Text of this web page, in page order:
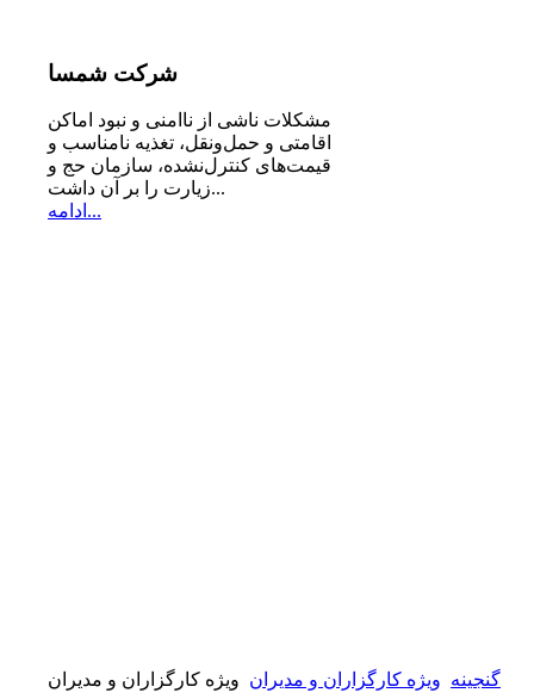
شرکت شمسا
مشكلات ناشی از ناامنی و نبود اماكن
اقامتی و حمل‌ونقل، تغذیه‌ نامناسب و
قیمت‌های كنترل‌نشده، سازمان حج و
زیارت را بر آن داشت...
ادامه...
گنجینه ويژه كارگزاران و مديران ويژه كارگزاران و مديران